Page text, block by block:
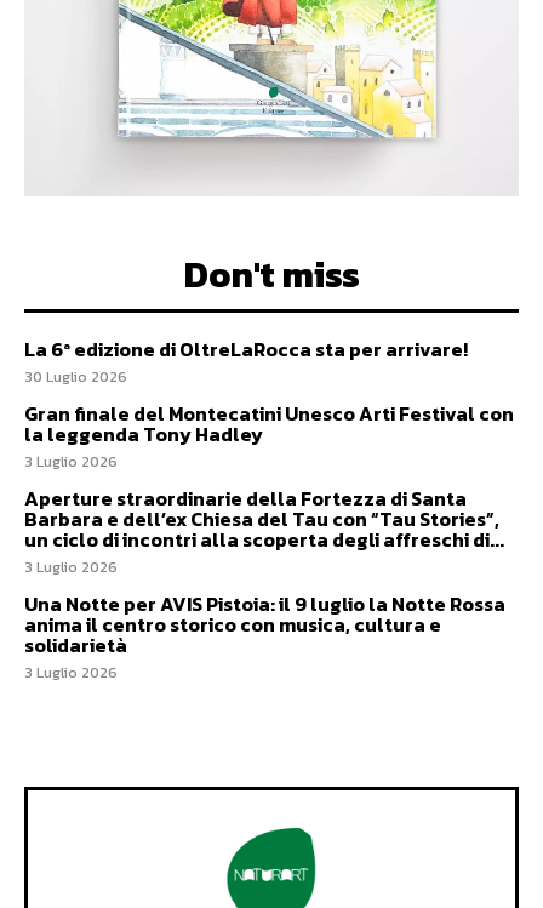
Don't miss
La 6ª edizione di OltreLaRocca sta per arrivare!
30 Luglio 2026
Gran finale del Montecatini Unesco Arti Festival con
la leggenda Tony Hadley
3 Luglio 2026
Aperture straordinarie della Fortezza di Santa
Barbara e dell’ex Chiesa del Tau con “Tau Stories”,
un ciclo di incontri alla scoperta degli affreschi di...
3 Luglio 2026
Una Notte per AVIS Pistoia: il 9 luglio la Notte Rossa
anima il centro storico con musica, cultura e
solidarietà
3 Luglio 2026